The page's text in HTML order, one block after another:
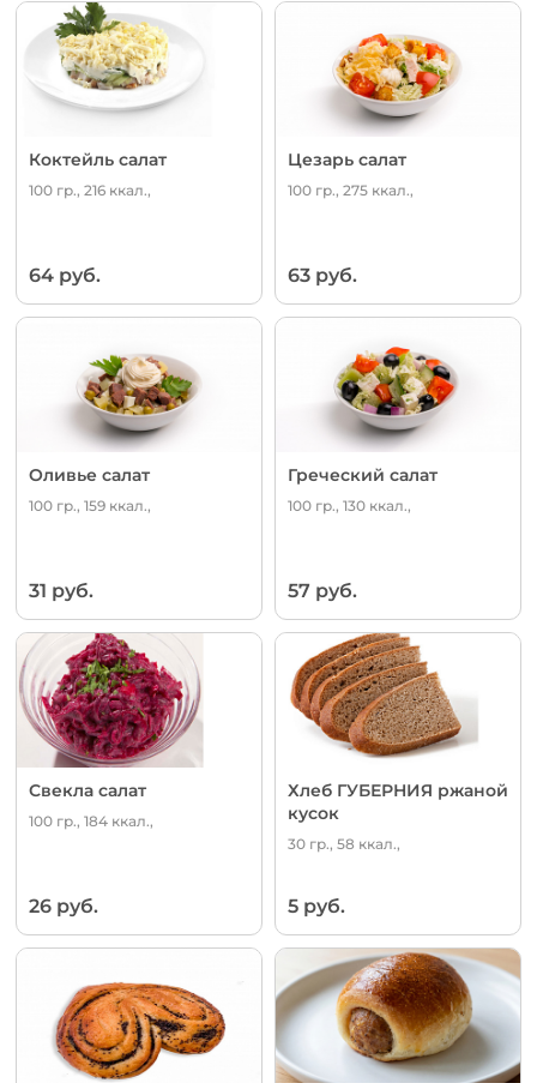
Коктейль салат
100 гр., 216 ккал.,
64 руб.
Цезарь салат
100 гр., 275 ккал.,
63 руб.
Оливье салат
100 гр., 159 ккал.,
31 руб.
Греческий салат
100 гр., 130 ккал.,
57 руб.
Свекла салат
100 гр., 184 ккал.,
26 руб.
Хлеб ГУБЕРНИЯ ржаной
кусок
30 гр., 58 ккал.,
5 руб.